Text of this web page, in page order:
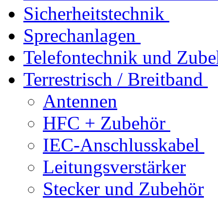
Sicherheitstechnik
Sprechanlagen
Telefontechnik und
Terrestrisch / Breitband
Antennen
HFC + Zubehör
IEC-Anschlusskabel
Leitungsverstärker
Stecker und Zubehör